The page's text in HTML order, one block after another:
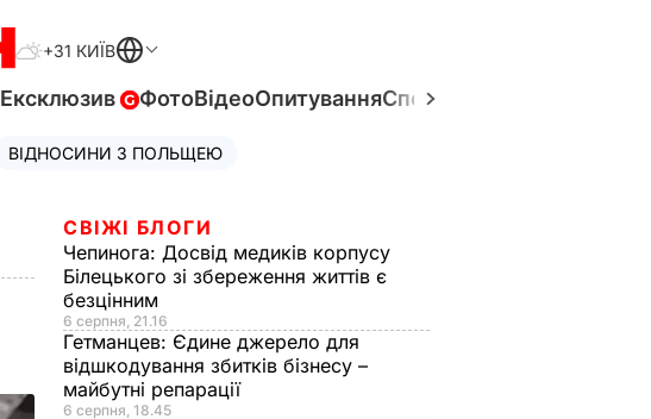
+31 КИЇВ
Ексклюзив ФотоВідеоОпитуванняСпецпроєкти
ВІДНОСИНИ З ПОЛЬЩЕЮ
СВІЖІ БЛОГИ
Чепинога: Досвід медиків корпусу
Білецького зі збереження життів є
безцінним
6 серпня, 21.16
Гетманцев: Єдине джерело для
відшкодування збитків бізнесу –
майбутні репарації
6 серпня, 18.45